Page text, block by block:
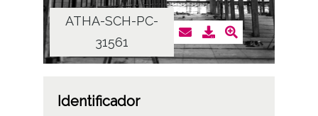
ATHA-SCH-PC-
31561
Identificador